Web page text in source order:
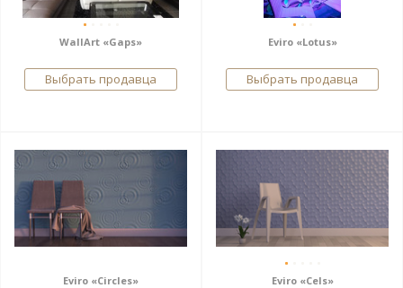
WallArt «Gaps»
Выбрать продавца
Eviro «Lotus»
Выбрать продавца
Eviro «Circles» Eviro «Cels»